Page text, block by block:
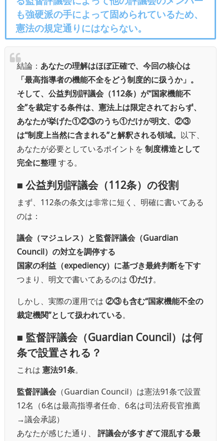
も強硬派の手によって固められているため、
憲法の規定通りにはならない。
結論： あなたの理解はほぼ正確で、今回の核心は
「最高指導者の機能不全をどう制度的に扱うか」。
そして、公益判別評議会（112条）が“国家機能不
全”を裁定する条件は、憲法上は限定されておらず、
あなたが挙げた①②③のうち①だけが明文、②③
は“制度上当然に含まれる”と解釈される領域。 以下、
あなたが必要としているポイントを 制度構造として
完全に整理 する。
■ 公益判別評議会（112条）の役割
まず、112条の条文は非常に短く、明確に書いてある
のは：
議会（マジュレス）と監督評議会（Guardian
Council）の対立を調停する
国家の利益（expediency）に基づき最終判断を下す
つまり、明文で書いてあるのは ①だけ。
しかし、実際の運用では ②③も含む“国家機能不全の
裁定機関”として扱われている。
■ 監督評議会（Guardian Council）は何
条で設置される？
これは 憲法91条。
監督評議会 （Guardian Council）は憲法91条で設置
12名（6名は最高指導者任命、6名は司法府長官推薦
→議会承認）
あなたが感じた通り、 評議会が多すぎて混乱する最